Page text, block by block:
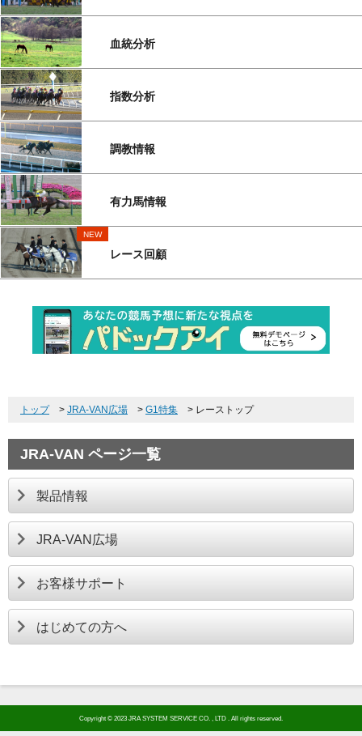
血統分析
指数分析
調教情報
有力馬情報
レース回顧
NEW
トップ> JRA-VAN広場 > G1特集 > レーストップ
JRA-VAN ページ一覧
製品情報
JRA-VAN広場
お客様サポート
はじめての方へ
Copyright © 2023 JRA SYSTEM SERVICE CO. , LTD . All rights reserved.